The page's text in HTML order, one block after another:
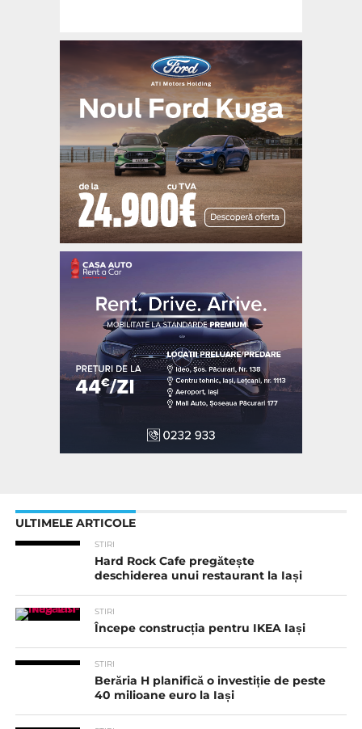
ULTIMELE ARTICOLE
STIRI
Hard Rock Cafe pregătește
deschiderea unui restaurant la Iași
STIRI
Începe construcția pentru IKEA Iași
STIRI
Berăria H planifică o investiție de peste
40 milioane euro la Iași